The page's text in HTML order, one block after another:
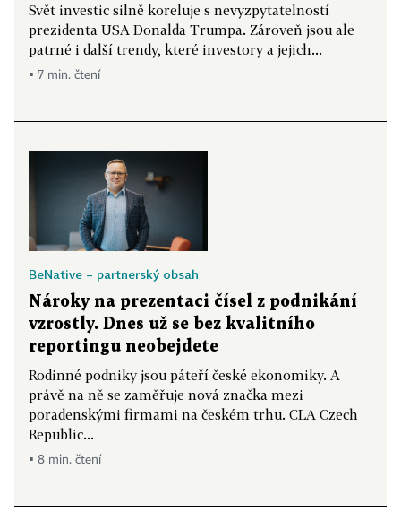
Svět investic silně koreluje s nevyzpytatelností
prezidenta USA Donalda Trumpa. Zároveň jsou ale
patrné i další trendy, které investory a jejich...
▪ 7 min. čtení
BeNative – partnerský obsah
Nároky na prezentaci čísel z podnikání
vzrostly. Dnes už se bez kvalitního
reportingu neobejdete
Rodinné podniky jsou páteří české ekonomiky. A
právě na ně se zaměřuje nová značka mezi
poradenskými firmami na českém trhu. CLA Czech
Republic...
▪ 8 min. čtení